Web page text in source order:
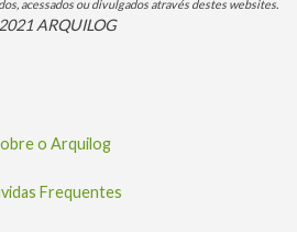
acessados ou divulgados através destes websites.
ARQUILOG
o Arquilog
Frequentes